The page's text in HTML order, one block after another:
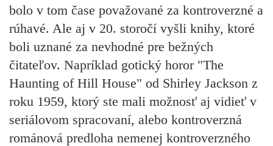
bolo v tom čase považované za kontroverzné a
rúhavé. Ale aj v 20. storočí vyšli knihy, ktoré
boli uznané za nevhodné pre bežných
čitateľov. Napríklad gotický horor "The
Haunting of Hill House" od Shirley Jackson z
roku 1959, ktorý ste mali možnosť aj vidieť v
seriálovom spracovaní, alebo kontroverzná
románová predloha nemenej kontroverzného